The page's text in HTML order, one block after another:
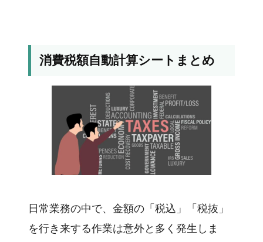
消費税額自動計算シートまとめ
日常業務の中で、金額の「税込」「税抜」
を行き来する作業は意外と多く発生しま